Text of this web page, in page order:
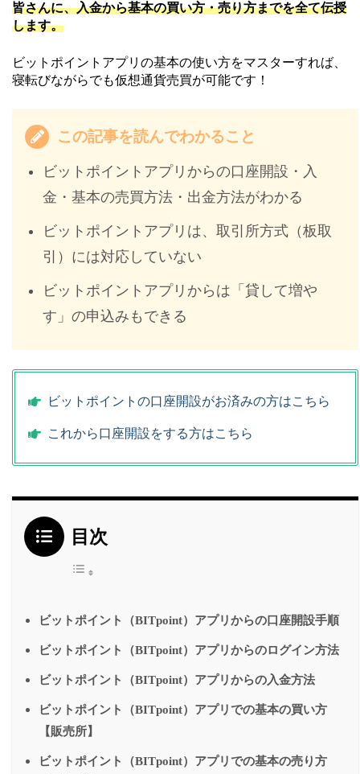
皆さんに、入金から基本の買い方・売り方までを全て伝授
します。
ビットポイントアプリの基本の使い方をマスターすれば、
寝転びながらでも仮想通貨売買が可能です！
この記事を読んでわかること
ビットポイントアプリからの口座開設・入
金・基本の売買方法・出金方法がわかる
ビットポイントアプリは、取引所方式（板取
引）には対応していない
ビットポイントアプリからは「貸して増や
す」の申込みもできる
ビットポイントの口座開設がお済みの方はこちら
これから口座開設をする方はこちら
目次
ビットポイント（BITpoint）アプリからの口座開設手順
ビットポイント（BITpoint）アプリからのログイン方法
ビットポイント（BITpoint）アプリからの入金方法
ビットポイント（BITpoint）アプリでの基本の買い方
【販売所】
ビットポイント（BITpoint）アプリでの基本の売り方